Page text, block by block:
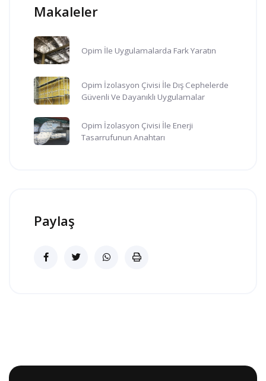
Makaleler
Opim İle Uygulamalarda Fark Yaratın
Opim İzolasyon Çivisi İle Dış Cephelerde
Güvenli Ve Dayanıklı Uygulamalar
Opim İzolasyon Çivisi İle Enerji
Tasarrufunun Anahtarı
Paylaş